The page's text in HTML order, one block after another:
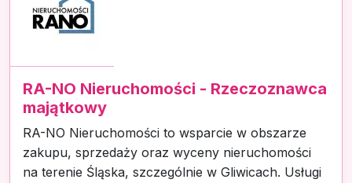
RA-NO Nieruchomości - Rzeczoznawca
majątkowy
RA-NO Nieruchomości to wsparcie w obszarze
zakupu, sprzedaży oraz wyceny nieruchomości
na terenie Śląska, szczególnie w Gliwicach. Usługi